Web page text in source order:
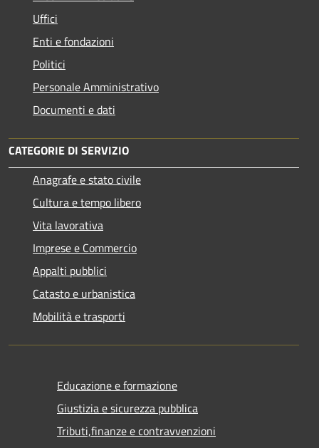
Uffici
Enti e fondazioni
Politici
Personale Amministrativo
Documenti e dati
CATEGORIE DI SERVIZIO
Anagrafe e stato civile
Cultura e tempo libero
Vita lavorativa
Imprese e Commercio
Appalti pubblici
Catasto e urbanistica
Mobilità e trasporti
Educazione e formazione
Giustizia e sicurezza pubblica
Tributi,finanze e contravvenzioni